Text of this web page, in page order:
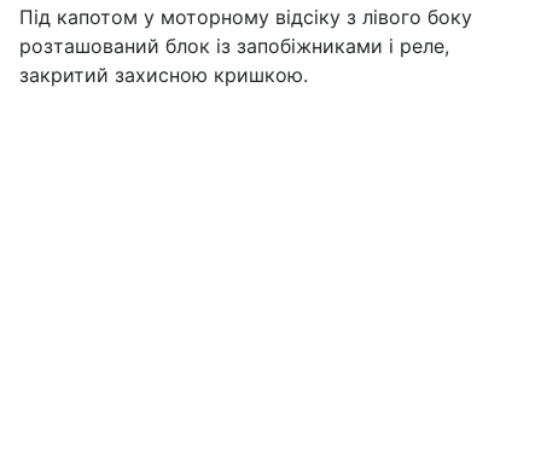
Під капотом у моторному відсіку з лівого боку
розташований блок із запобіжниками і реле,
закритий захисною кришкою.